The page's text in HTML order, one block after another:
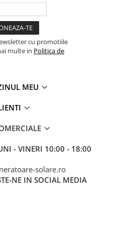
3500 are un capac solid,
agatarea acestuia pe un
de cazane sau tablou electric.
pura
de conectare a diferitelor
retea si fotovoltaic
supraincalzire
cu promotiile
multe in Politica de
MEU
- VINERI 10:00 - 18:00
solare.ro
NE IN SOCIAL MEDIA